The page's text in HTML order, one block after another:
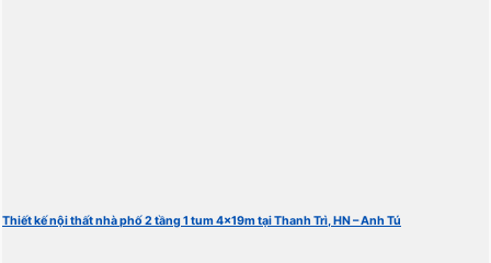
Thiết kế nội thất nhà phố 2 tầng 1 tum 4x19m tại Thanh Trì, HN – Anh Tú